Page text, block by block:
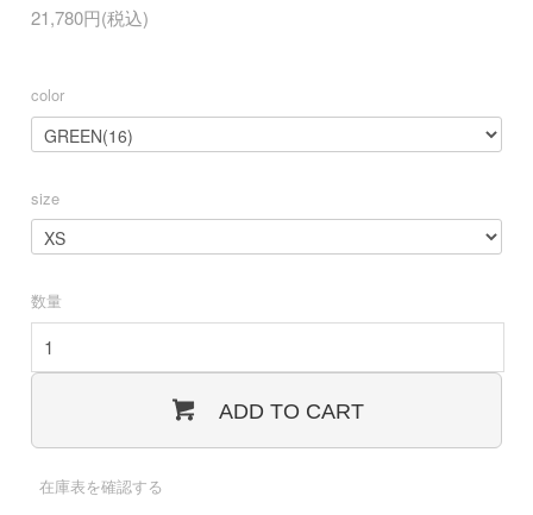
21,780円(税込)
color
size
数量
ADD TO CART
在庫表を確認する